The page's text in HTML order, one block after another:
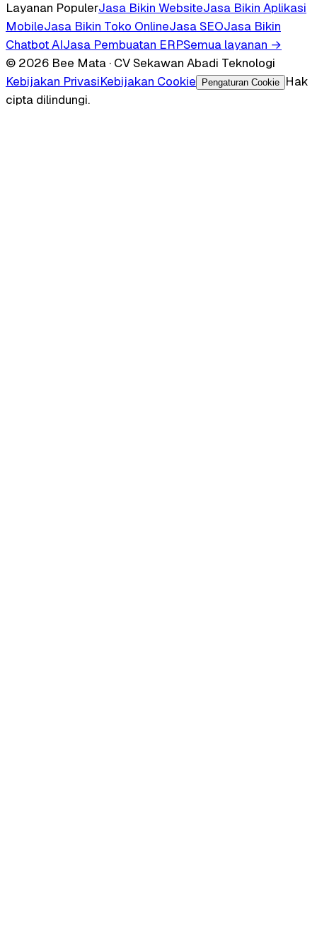
Layanan PopulerJasa Bikin WebsiteJasa Bikin Aplikasi
MobileJasa Bikin Toko OnlineJasa SEOJasa Bikin
Chatbot AIJasa Pembuatan ERPSemua layanan →
© 2026 Bee Mata · CV Sekawan Abadi Teknologi
Kebijakan PrivasiKebijakan Cookie Pengaturan Cookie
Hak
cipta dilindungi.